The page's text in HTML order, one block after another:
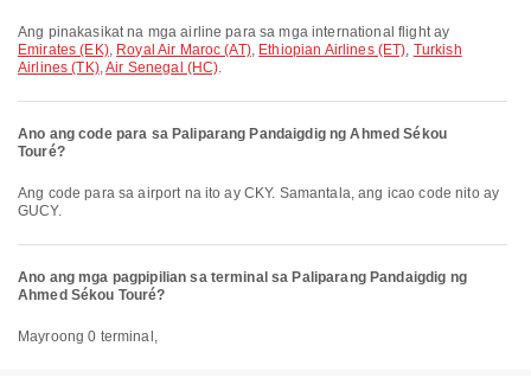
Ang pinakasikat na mga airline para sa mga international flight ay
Emirates (EK), Royal Air Maroc (AT), Ethiopian Airlines (ET), Turkish
Airlines (TK),Air Senegal (HC).
Ano ang code para sa Paliparang Pandaigdig ng Ahmed Sékou
Touré?
Ang code para sa airport na ito ay CKY. Samantala, ang icao code nito ay
GUCY.
Ano ang mga pagpipilian sa terminal sa Paliparang Pandaigdig ng
Ahmed Sékou Touré?
Mayroong 0 terminal,